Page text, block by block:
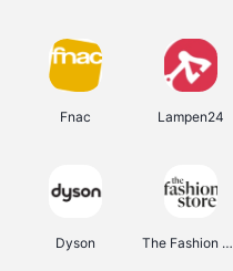
Fnac Lampen24
Dyson The Fashion Store